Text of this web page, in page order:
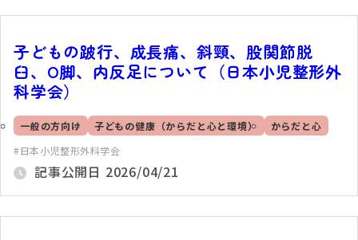
子どもの跛行、成長痛、斜頸、股関節脱
臼、O脚、内反足について（日本小児整形外
科学会）
一般の方向け 子どもの健康（からだと心と環境）
からだと心
日本小児整形外科学会
記事公開日 2026/04/21